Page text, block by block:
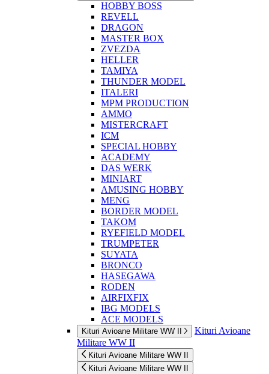
HOBBY BOSS
REVELL
DRAGON
MASTER BOX
ZVEZDA
HELLER
TAMIYA
THUNDER MODEL
ITALERI
MPM PRODUCTION
AMMO
MISTERCRAFT
ICM
SPECIAL HOBBY
ACADEMY
DAS WERK
MINIART
AMUSING HOBBY
MENG
BORDER MODEL
TAKOM
RYEFIELD MODEL
TRUMPETER
SUYATA
BRONCO
HASEGAWA
RODEN
AIRFIXFIX
IBG MODELS
ACE MODELS
Kituri Avioane Militare WW II
Kituri Avioane
Militare WW II
Kituri Avioane Militare WW II
Kituri Avioane Militare WW II